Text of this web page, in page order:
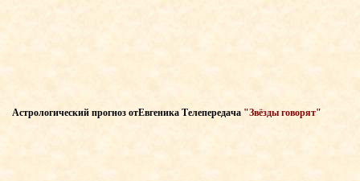
Астрологический прогноз отЕвгеника Телепередача "Звёзды говорят"